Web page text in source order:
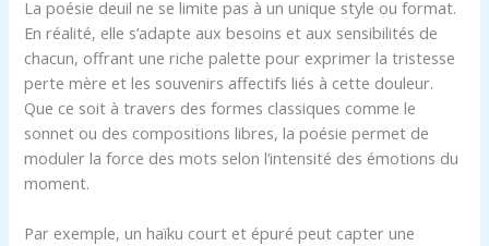
La poésie deuil ne se limite pas à un unique style ou format.
En réalité, elle s’adapte aux besoins et aux sensibilités de
chacun, offrant une riche palette pour exprimer la tristesse
perte mère et les souvenirs affectifs liés à cette douleur.
Que ce soit à travers des formes classiques comme le
sonnet ou des compositions libres, la poésie permet de
moduler la force des mots selon l’intensité des émotions du
moment.
Par exemple, un haïku court et épuré peut capter une